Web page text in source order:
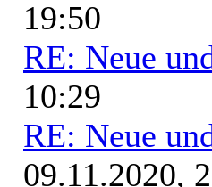
19:50
RE: Neue
10:29
RE: Neue
09.11.2020,